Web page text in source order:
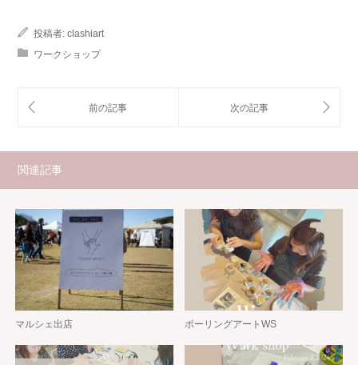
投稿者: clashiart
ワークショップ
関連記事
マルシェ出店 ポーリングアートWS